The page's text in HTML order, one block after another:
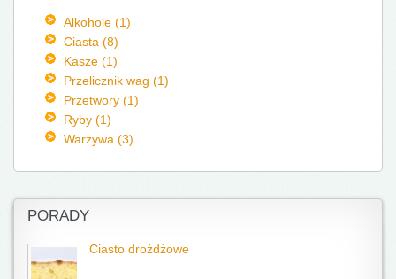
Alkohole (1)
Ciasta (8)
Kasze (1)
Przelicznik wag (1)
Przetwory (1)
Ryby (1)
Warzywa (3)
PORADY
Ciasto drożdżowe